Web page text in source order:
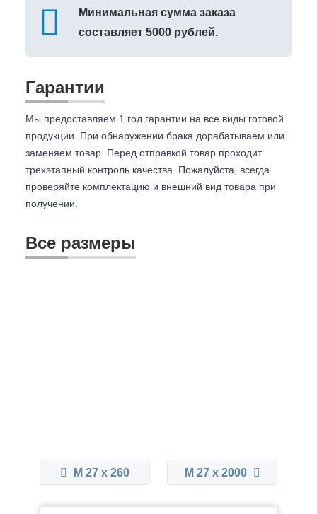
Минимальная сумма заказа
составляет 5000 рублей.
Гарантии
Мы предоставляем 1 год гарантии на все виды готовой
продукции. При обнаружении брака дорабатываем или
заменяем товар. Перед отправкой товар проходит
трехэтапный контроль качества. Пожалуйста, всегда
проверяйте комплектацию и внешний вид товара при
получении.
Все размеры
М 27 x 260 М 27 x 2000